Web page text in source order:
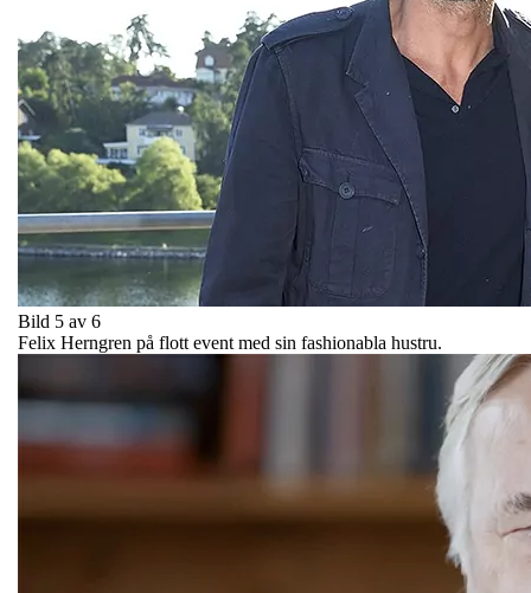
Bild 5 av 6
Felix Herngren på flott event med sin fashionabla hustru.